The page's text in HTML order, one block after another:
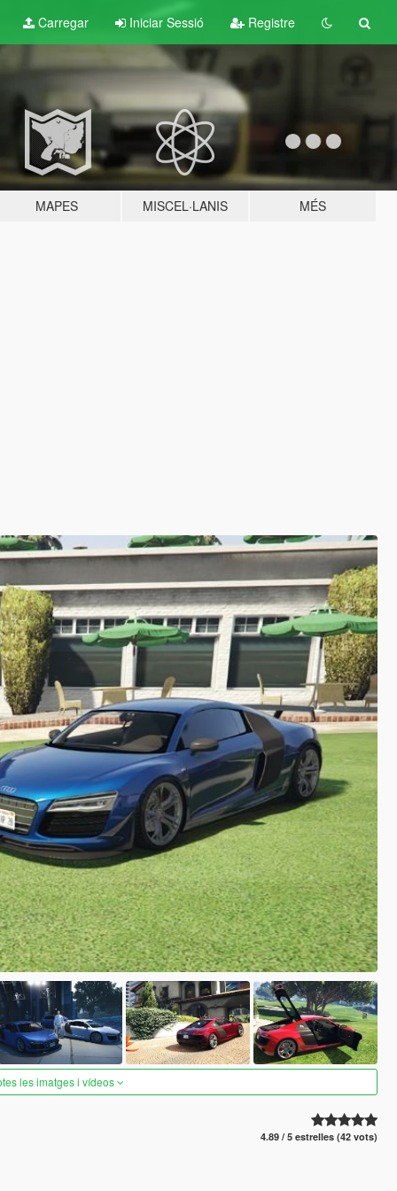
Carregar Iniciar Sessió Registre
MAPES MISCEL·LANIS MÉS
les imatges i vídeos
4.89 / 5 estrelles (42 vots)